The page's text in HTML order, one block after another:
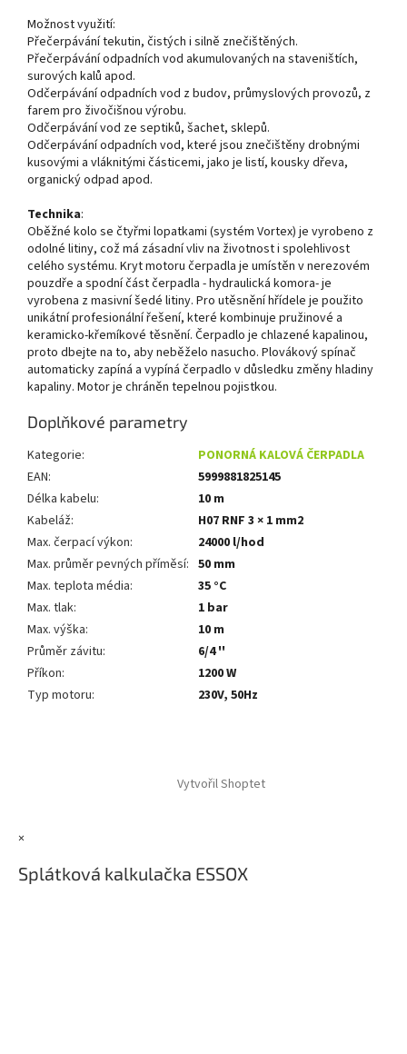
Možnost využití:
Přečerpávání tekutin, čistých i silně znečištěných.
Přečerpávání odpadních vod akumulovaných na staveništích,
surových kalů apod.
Odčerpávání odpadních vod z budov, průmyslových provozů, z
farem pro živočišnou výrobu.
Odčerpávání vod ze septiků, šachet, sklepů.
Odčerpávání odpadních vod, které jsou znečištěny drobnými
kusovými a vláknitými částicemi, jako je listí, kousky dřeva,
organický odpad apod.
Technika:
Oběžné kolo se čtyřmi lopatkami (systém Vortex) je vyrobeno z
odolné litiny, což má zásadní vliv na životnost i spolehlivost
celého systému. Kryt motoru čerpadla je umístěn v nerezovém
pouzdře a spodní část čerpadla - hydraulická komora- je
vyrobena z masivní šedé litiny. Pro utěsnění hřídele je použito
unikátní profesionální řešení, které kombinuje pružinové a
keramicko-křemíkové těsnění. Čerpadlo je chlazené kapalinou,
proto dbejte na to, aby neběželo nasucho. Plovákový spínač
automaticky zapíná a vypíná čerpadlo v důsledku změny hladiny
kapaliny. Motor je chráněn tepelnou pojistkou.
Doplňkové parametry
Kategorie:
PONORNÁ KALOVÁ ČERPADLA
EAN:
5999881825145
Délka kabelu:
10 m
Kabeláž:
H07 RNF 3 × 1 mm2
Max. čerpací výkon:
24000 l/hod
Max. průměr pevných příměsí: 50 mm
Max. teplota média:
35 °C
Max. tlak:
1 bar
Max. výška:
10 m
Průměr závitu:
6/4 ''
Příkon:
1200 W
Typ motoru: 230V, 50Hz
Vytvořil Shoptet
×
Splátková kalkulačka ESSOX